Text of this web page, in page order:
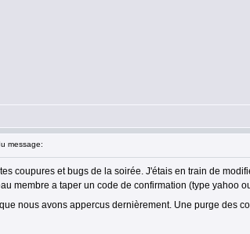
message:
coupures et bugs de la soirée. J'étais en train de
membre a taper un code de confirmation (type yahoo
nous avons appercus dernièrement. Une purge des